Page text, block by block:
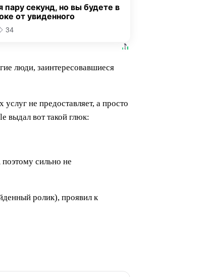
пару секунд, но вы будете в
от увиденного
34
люди, заинтересовавшиеся
не предоставляет, а просто
выдал вот такой глюк:
сильно не
ролик), проявил к